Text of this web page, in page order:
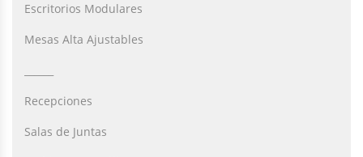
Escritorios Modulares
Mesas Alta Ajustables
Recepciones
Salas de Juntas